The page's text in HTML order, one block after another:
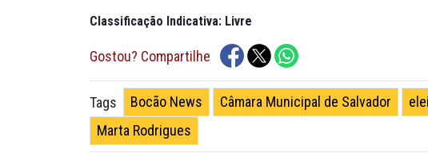
Classificação Indicativa: Livre
Gostou? Compartilhe
Tags Bocão News Câmara Municipal de Salvador
Marta Rodrigues